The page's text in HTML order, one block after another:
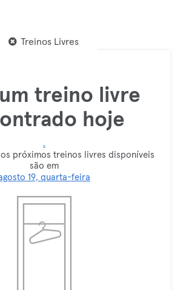
Treinos Livres
treino livre
hoje
.
próximos treinos livres disponíveis
são em
19, quarta-feira